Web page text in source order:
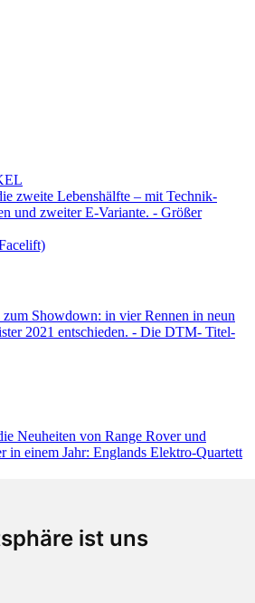
ist uns
Elektro-Quartett ist bereit